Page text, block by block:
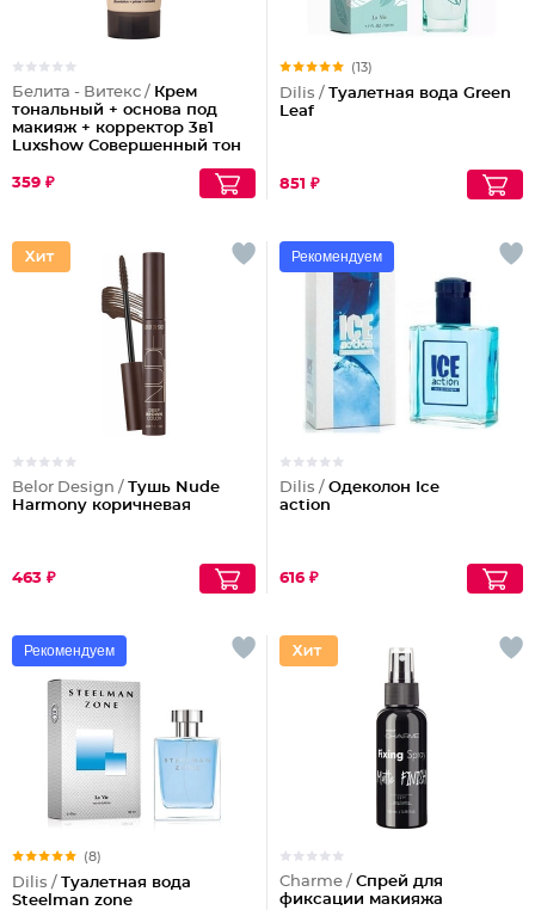
Белита - Витекс / Крем
тональный + основа под
макияж + корректор 3в1
Luxshow Совершенный тон
359 ₽
(13)
Dilis / Туалетная вода Green
Leaf
851 ₽
Belor Design / Тушь Nude
Harmony коричневая
463 ₽
Рекомендуем
Dilis / Одеколон Ice
action
616 ₽
Рекомендуем
(8)
Dilis / Туалетная вода
Steelman zone
Charme / Спрей для
фиксации макияжа